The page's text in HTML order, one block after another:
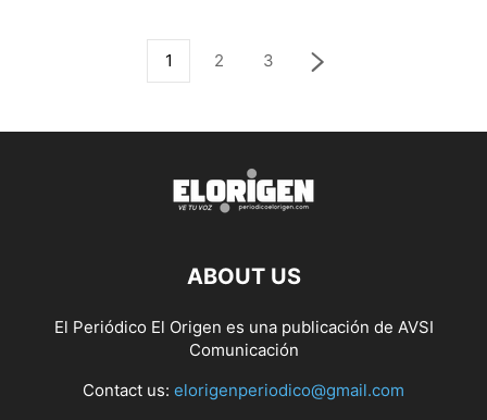
1 2 3
ABOUT US
El Periódico El Origen es una publicación de AVSI
Comunicación
Contact us: elorigenperiodico@gmail.com